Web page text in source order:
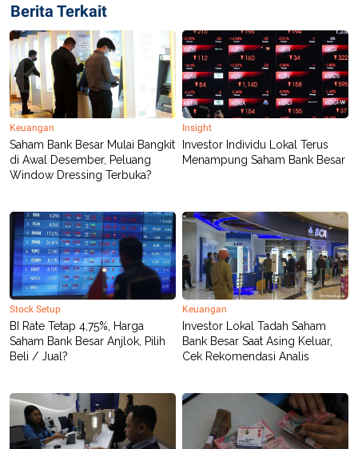
A
A
N
C
E
T
A
K
J
E
M
I
T
N
E
P
A
P
A
D
V
E
I
S
I
N
G
K
G
M
E
D
I
A
D
Berita Terkait
Keuangan
Saham Bank Besar Mulai Bangkit
di Awal Desember, Peluang
Window Dressing Terbuka?
Insight
Investor Individu Lokal Terus
Menampung Saham Bank Besar
Stock Setup
BI Rate Tetap 4,75%, Harga
Saham Bank Besar Anjlok, Pilih
Beli / Jual?
Keuangan
Investor Lokal Tadah Saham
Bank Besar Saat Asing Keluar,
Cek Rekomendasi Analis